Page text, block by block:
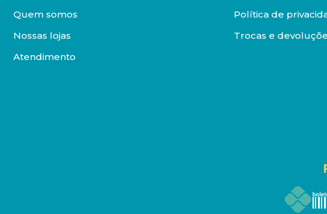
Quem somos
Nossas lojas
Atendimento
Política de
Trocas e